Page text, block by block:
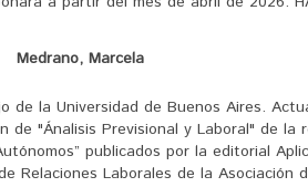
Medrano, Marcela
de la Universidad de Buenos Aires.
"Ánalisis Previsional y Laboral" de
publicados por la editorial
Laborales de la Asociación